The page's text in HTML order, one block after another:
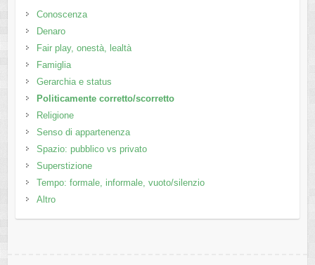
Conoscenza
Denaro
Fair play, onestà, lealtà
Famiglia
Gerarchia e status
Politicamente corretto/scorretto
Religione
Senso di appartenenza
Spazio: pubblico vs privato
Superstizione
Tempo: formale, informale, vuoto/silenzio
Altro